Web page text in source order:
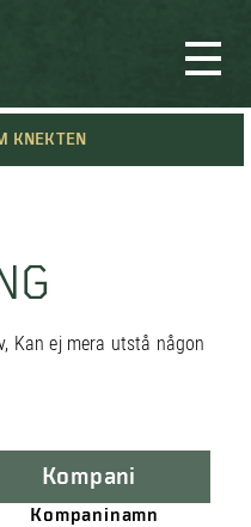
KNEKTEN
Kan ej mera utstå någon
Kompani
Kompaninamn